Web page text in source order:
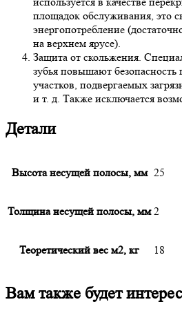
площадок обслуживания, это
энергопотребление
на верхнем ярусе).
Защита от скольжения.
зубья повышают безопасность
участков, подвергаемых
и т. д. Также исключается
Детали
Высота несущей полосы, мм 25
Толщина несущей полосы, мм 2
Теоретический вес м2, кг 18
Вам также будет